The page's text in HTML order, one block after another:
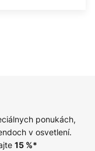
ponukách,
v osvetlení.
15%*